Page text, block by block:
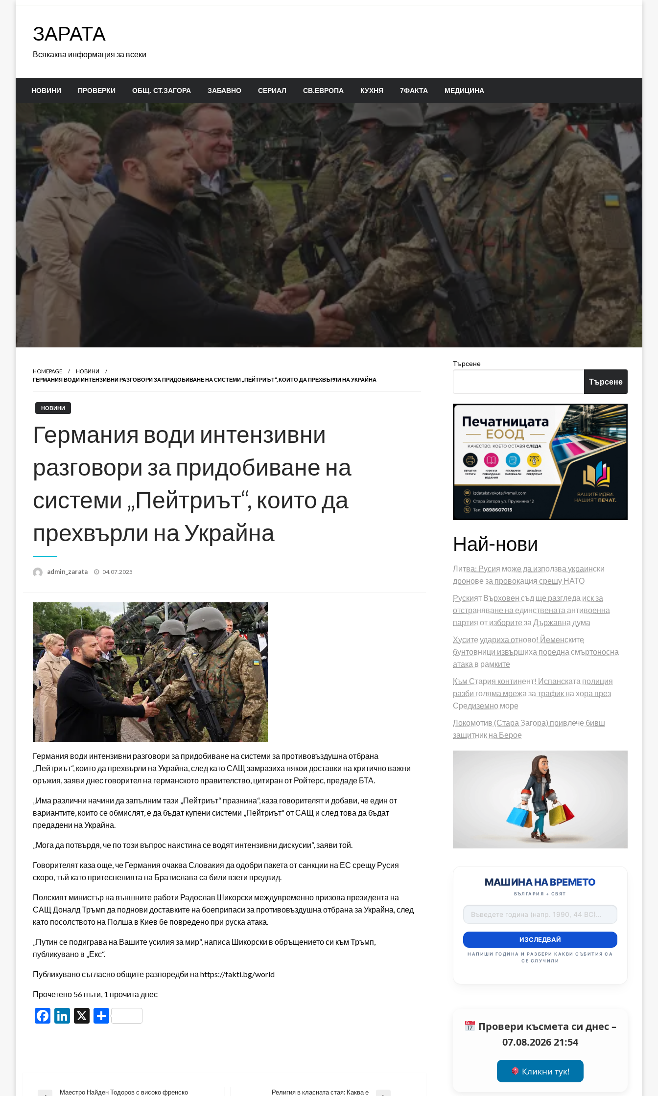
ЗАРАТА
Всякаква информация за всеки
НОВИНИ ПРОВЕРКИ ОБЩ. СТ.ЗАГОРА ЗАБАВНО СЕРИАЛ СВ.ЕВРОПА КУХНЯ 7ФАКТА МЕДИЦИНА
HOMEPAGE
НОВИНИ
ГЕРМАНИЯ ВОДИ ИНТЕНЗИВНИ РАЗГОВОРИ ЗА ПРИДОБИВАНЕ НА СИСТЕМИ „ПЕЙТРИЪТ“, КОИТО ДА ПРЕХВЪРЛИ НА УКРАЙНА
НОВИНИ
Германия води интензивни
разговори за придобиване на
системи „Пейтриът“, които да
прехвърли на Украйна
admin_zarata
Posted
04.07.2025
Германия води интензивни разговори за придобиване на системи за противовъздушна отбрана
„Пейтриът“, които да прехвърли на Украйна, след като САЩ замразиха някои доставки на критично важни
оръжия, заяви днес говорител на германското правителство, цитиран от Ройтерс, предаде БТА.
„Има различни начини да запълним тази „Пейтриът“ празнина“, каза говорителят и добави, че един от
вариантите, които се обмислят, е да бъдат купени системи „Пейтриът“ от САЩ и след това да бъдат
предадени на Украйна.
„Мога да потвърдя, че по този въпрос наистина се водят интензивни дискусии“, заяви той.
Говорителят каза още, че Германия очаква Словакия да одобри пакета от санкции на ЕС срещу Русия
скоро, тъй като притесненията на Братислава са били взети предвид.
Полският министър на външните работи Радослав Шикорски междувременно призова президента на
САЩ Доналд Тръмп да поднови доставките на боеприпаси за противовъздушна отбрана за Украйна, след
като посолството на Полша в Киев бе повредено при руска атака.
„Путин се подиграва на Вашите усилия за мир“, написа Шикорски в обръщението си към Тръмп,
публикувано в „Екс“.
Публикувано съгласно общите разпоредби на https://fakti.bg/world
Прочетено 56 пъти, 1 прочита днес
Facebook
LinkedIn
X Share
Маестро Найден Тодоров с високо френско
Религия в класната стая: Каква е
Търсене
Търсене
Най-нови
Литва: Русия може да използва украински
дронове за провокация срещу НАТО
Руският Върховен съд ще разгледа иск за
отстраняване на единствената антивоенна
партия от изборите за Държавна дума
Хусите удариха отново! Йеменските
бунтовници извършиха поредна смъртоносна
атака в рамките
Към Стария континент! Испанската полиция
разби голяма мрежа за трафик на хора през
Средиземно море
Локомотив (Стара Загора) привлече бивш
защитник на Берое
МАШИНА НА ВРЕМЕТО
БЪЛГАРИЯ + СВЯТ
ИЗСЛЕДВАЙ
НАПИШИ ГОДИНА И РАЗБЕРИ КАКВИ СЪБИТИЯ СА
СЕ СЛУЧИЛИ
Провери късмета си днес –
07.08.2026 21:54
Кликни тук!